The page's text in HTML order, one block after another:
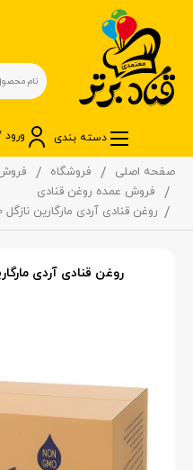
دسته بندی
صفحه اصلی فروشگاه
فروش عمده روغن قنادی
روغن قنادی آردی مارگارین نازگل 10 کیلویی (عمده)
روغن قنادی آردی مارگارین نازگل 10